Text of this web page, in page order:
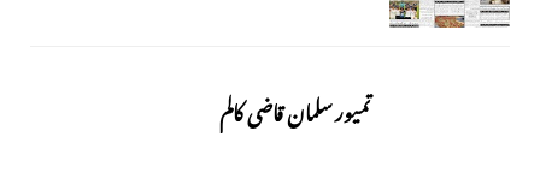
تمیور سلمان قاضی کالم